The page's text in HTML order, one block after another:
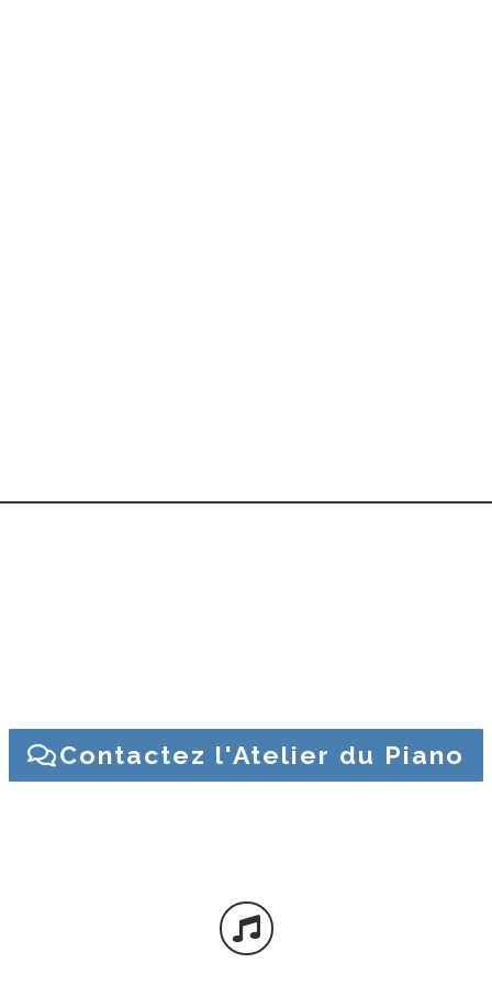
Contactez l'Atelier du Piano
